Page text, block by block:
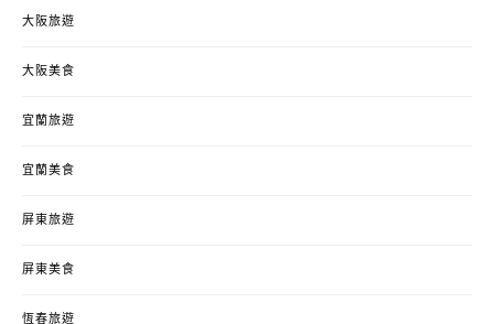
大阪旅遊
大阪美食
宜蘭旅遊
宜蘭美食
屏東旅遊
屏東美食
恆春旅遊